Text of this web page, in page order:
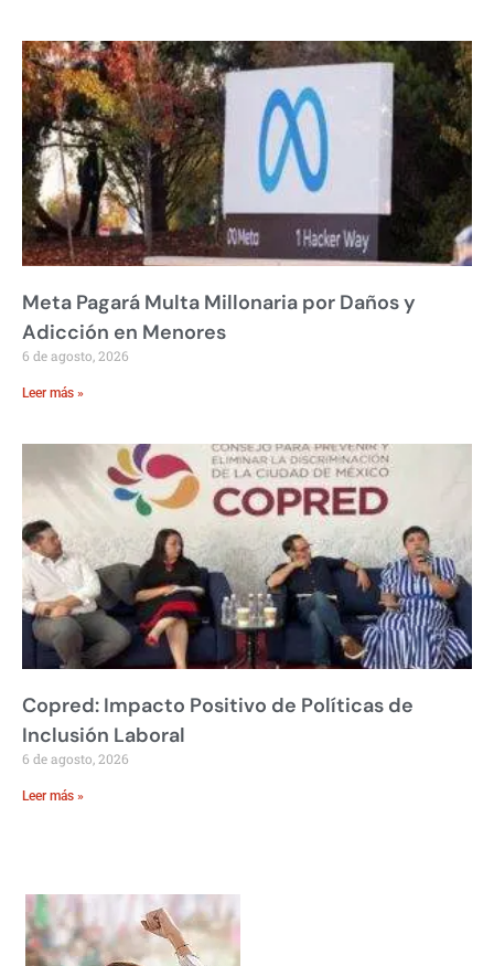
Meta Pagará Multa Millonaria por Daños y
Adicción en Menores
6 de agosto, 2026
Leer más »
Copred: Impacto Positivo de Políticas de
Inclusión Laboral
6 de agosto, 2026
Leer más »